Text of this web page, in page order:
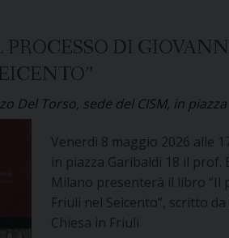
DI
Del Torso, sede del CISM, in
Venerdì 8 maggio 2026 alle
in piazza Garibaldi 18 il prof.
Milano presenterà il libro “Il
Friuli nel Seicento”, scritto
Chiesa in Friuli